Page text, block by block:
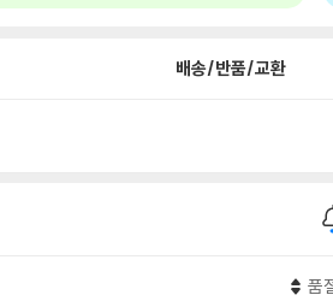
배송/반품/교환
품